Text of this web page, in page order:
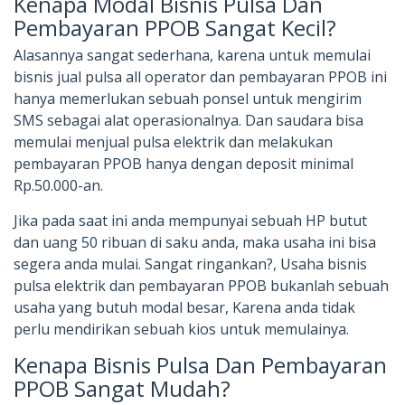
Pembayaran PPOB Sangat Kecil?
Alasannya sangat sederhana, karena untuk memulai
bisnis jual pulsa all operator dan pembayaran PPOB ini
hanya memerlukan sebuah ponsel untuk mengirim
SMS sebagai alat operasionalnya. Dan saudara bisa
memulai menjual pulsa elektrik dan melakukan
pembayaran PPOB hanya dengan deposit minimal
Rp.50.000-an.
Jika pada saat ini anda mempunyai sebuah HP butut
dan uang 50 ribuan di saku anda, maka usaha ini bisa
segera anda mulai. Sangat ringankan?, Usaha bisnis
pulsa elektrik dan pembayaran PPOB bukanlah sebuah
usaha yang butuh modal besar, Karena anda tidak
perlu mendirikan sebuah kios untuk memulainya.
Kenapa Bisnis Pulsa Dan Pembayaran
PPOB Sangat Mudah?